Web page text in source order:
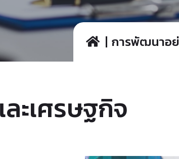
การพัฒนาอ
ะเศรษฐกิจ